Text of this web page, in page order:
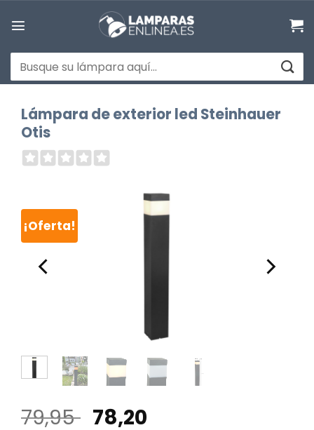
Buscar
por:
Lámpara de exterior led Steinhauer
Otis
¡Oferta!
79,95 El
78,20